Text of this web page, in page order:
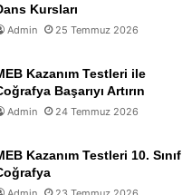
Kursları
Admin 25 Temmuz 2026
Kazanım Testleri ile
Başarıyı Artırın
Admin 24 Temmuz 2026
Kazanım Testleri 10. Sınıf